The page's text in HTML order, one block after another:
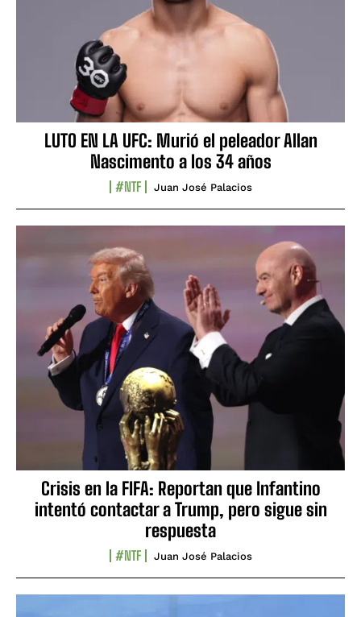
LUTO EN LA UFC: Murió el peleador Allan
Nascimento a los 34 años
#NTF Juan José Palacios
Crisis en la FIFA: Reportan que Infantino
intentó contactar a Trump, pero sigue sin
respuesta
#NTF Juan José Palacios